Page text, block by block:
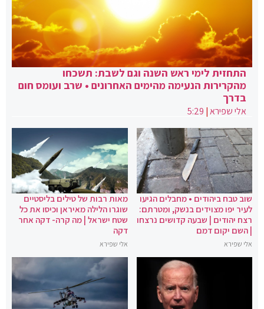
התחזית לימי ראש השנה וגם לשבת: תשכחו
מהקרירות הנעימה מהימים האחרונים • שרב ועומס חום
בדרך
אלי שפירא|
5:29
שוב טבח ביהודים • מחבלים הגיעו
לעיר יפו מצוידים בנשק, ומטרתם:
רצח יהודים | שבעה קדושים נרצחו
| השם יקום דמם
אלי שפירא
מאות רבות של טילים בליסטיים
שוגרו הלילה מאיראן וכיסו את כל
שטח ישראל | מה קרה- דקה אחר
דקה
אלי שפירא